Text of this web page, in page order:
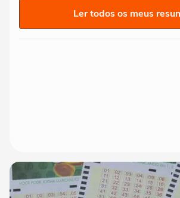
Ler todos os meus